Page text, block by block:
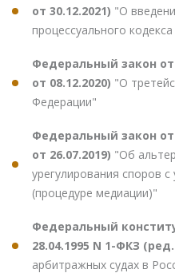
от 30.12.2021) "О
процессуального
Федеральный закон от
от 08.12.2020) "О
Федерации"
Федеральный закон от
от 26.07.2019) "Об
урегулирования споров
(процедуре медиации)"
Федеральный
28.04.1995 N 1-ФКЗ
арбитражных судах в